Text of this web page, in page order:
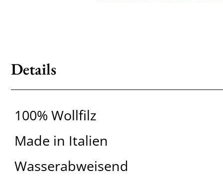
Details
100% Wollfilz
Made in Italien
Wasserabweisend